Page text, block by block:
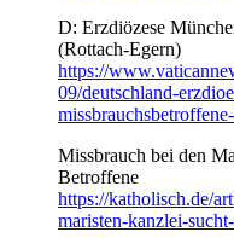
D: Erzdiözese
(Rottach-Egern)
https://
09/deutschland-
Missbrauch bei den
Betroffene
https://katholisch.de/
maristen-kanzlei-